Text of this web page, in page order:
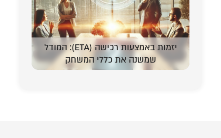
יזמות באמצעות רכישה (ETA): המודל
שמשנה את כללי המשחק